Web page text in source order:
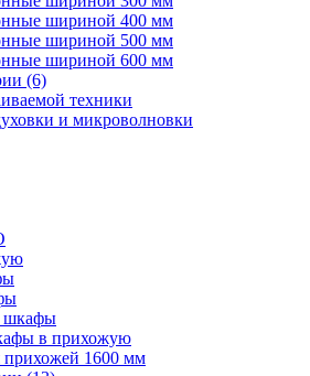
шириной 400 мм
шириной 500 мм
шириной 600 мм
(6)
техники
и микроволновки
шкафы
в прихожую
1600 мм